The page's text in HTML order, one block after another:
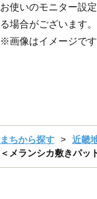
お使いのモニター設
る場合がございます。
※画像はイメージです
まちから探す 近畿
＜メランシカ敷きパッ